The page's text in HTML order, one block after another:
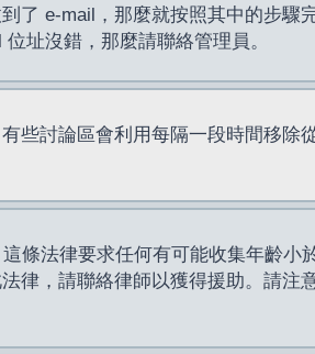
了 e-mail，那麼就按照其中的步
址沒錯，那麼請聯絡管理員。
些討論區會利用每隔一段時間移
條法律要求任何有可能收集年齡
律，請聯絡律師以獲得援助。請